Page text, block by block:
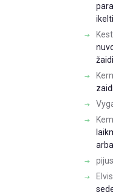
pijus